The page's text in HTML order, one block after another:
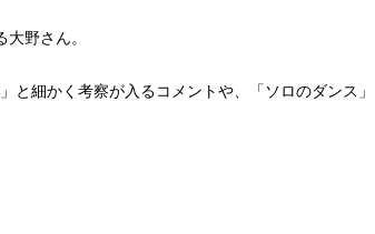
野さん。
と細かく考察が入るコメントや、「ソロのダンス」